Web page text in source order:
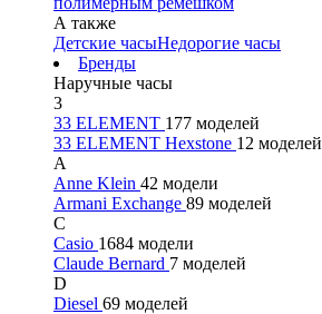
А также
Детские часыНедорогие часы
Бренды
Наручные часы
3
33 ELEMENT 177 моделей
33 ELEMENT Hexstone 12 моделей
A
Anne Klein 42 модели
Armani Exchange 89 моделей
C
Casio 1684 модели
Claude Bernard 7 моделей
D
Diesel 69 моделей